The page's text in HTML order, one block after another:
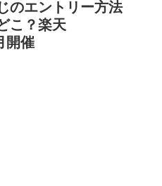
のエントリー方法
こ？楽天
開催